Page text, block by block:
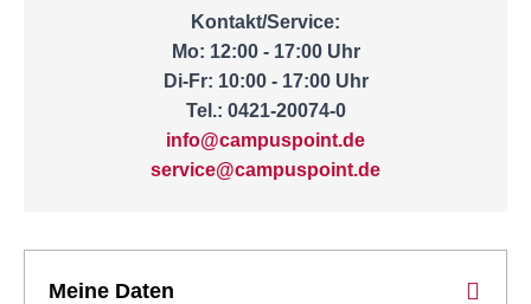
Kontakt/Service:
Mo: 12:00 - 17:00 Uhr
Di-Fr: 10:00 - 17:00 Uhr
Tel.: 0421-20074-0
info@campuspoint.de
service@campuspoint.de
Meine Daten